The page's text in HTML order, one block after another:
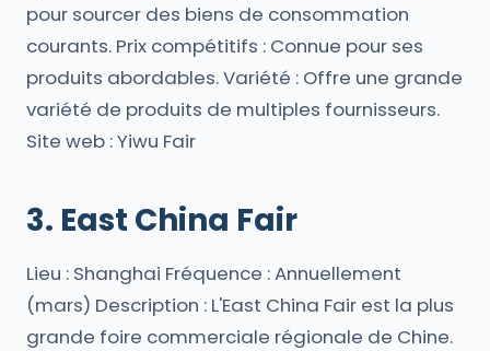
pour sourcer des biens de consommation
courants. Prix compétitifs : Connue pour ses
produits abordables. Variété : Offre une grande
variété de produits de multiples fournisseurs.
Site web : Yiwu Fair
3. East China Fair
Lieu : Shanghai Fréquence : Annuellement
(mars) Description : L'East China Fair est la plus
grande foire commerciale régionale de Chine.